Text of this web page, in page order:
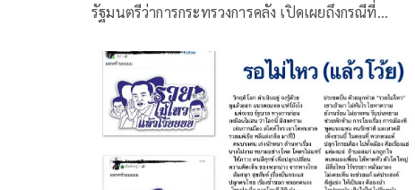
รัฐมนตรีว่าการกระทรวงการคลัง เปิดเผยถึงกรณีที่
ประธานาธิบดีมาซูด เปเซชเคียน แห่งอิหร่าน ได้ร่วมลง
นามในบันทึกความเข้าใจ (MoU) ทางออนไลน์เมื่อวันพุธ
(17 มิ.ย.)